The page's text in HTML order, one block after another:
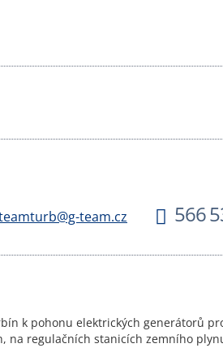
team.cz 566
k pohonu elektrických generátorů
na regulačních stanicích zemního